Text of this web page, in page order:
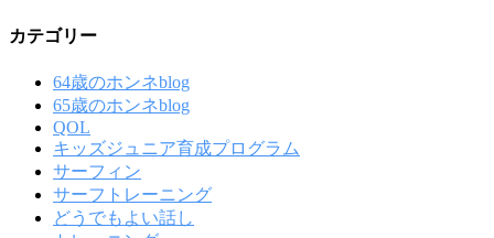
カテゴリー
64歳のホンネblog
65歳のホンネblog
QOL
キッズジュニア育成プログラム
サーフィン
サーフトレーニング
どうでもよい話し